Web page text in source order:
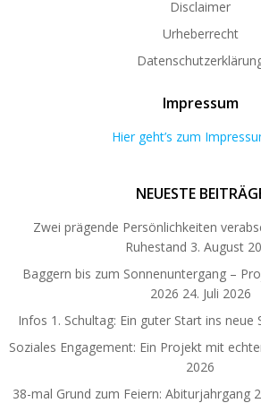
Disclaimer
Urheberrecht
Impressum
Hier geht’s zum
NEUESTE
Zwei prägende Persönlichkeiten
Ruhestand 3. August
Baggern bis zum Sonnenuntergang –
2026 24. Juli 2026
Infos 1. Schultag: Ein guter Start ins neue
Soziales Engagement: Ein Projekt mit
2026
38-mal Grund zum Feiern: Abiturjahrgang